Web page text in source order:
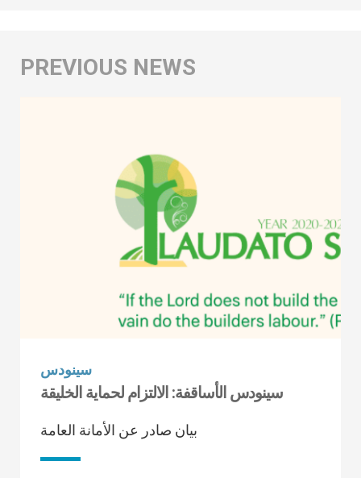
سينودس
سينودس الأساقفة: الالتزام لحماية الخليقة
بيان صادر عن الأمانة العامة